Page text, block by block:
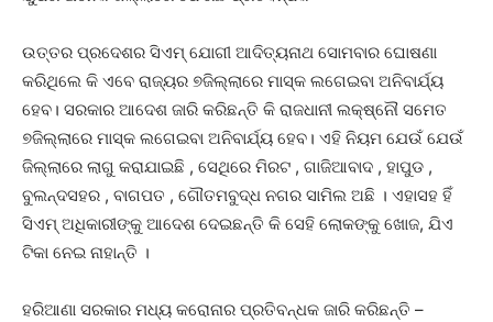
ଉତ୍ତର ପ୍ରଦେଶର ସିଏମ୍‌ ଯୋଗୀ ଆଦିତ୍ୟନାଥ ସୋମବାର ଘୋଷଣା
କରିଥିଲେ କି ଏବେ ରାଜ୍ୟର ୭ଜିଲ୍ଲାରେ ମାସ୍କ ଲଗେଇବା ଅନିବାର୍ଯ୍ୟ
ହେବ। ସରକାର ଆଦେଶ ଜାରି କରିଛନ୍ତି କି ରାଜଧାନୀ ଲକ୍ଷ୍ନୌ ସମେତ
୭ଜିଲ୍ଲାରେ ମାସ୍କ ଲଗେଇବା ଅନିବାର୍ଯ୍ୟ ହେବ। ଏହି ନିୟମ ଯେଉଁ ଯେଉଁ
ଜିଲ୍ଲାରେ ଲାଗୁ କରାଯାଇଛି , ସେଥିରେ ମିରଟ , ଗାଜିଆବାଦ , ହାପୁଡ ,
ବୁଲନ୍ଦସହର , ବାଗପତ , ଗୌତମବୁଦ୍ଧ ନଗର ସାମିଲ ଅଛି । ଏହାସହ ହିଁ
ସିଏମ୍‌ ଅଧିକାରୀଙ୍କୁ ଆଦେଶ ଦେଇଛନ୍ତି କି ସେହି ଲୋକଙ୍କୁ ଖୋଜ, ଯିଏ
ଟିକା ନେଇ ନାହାନ୍ତି ।
ହରିଆଣା ସରକାର ମଧ୍ୟ କରୋନାର ପ୍ରତିବନ୍ଧକ ଜାରି କରିଛନ୍ତି –